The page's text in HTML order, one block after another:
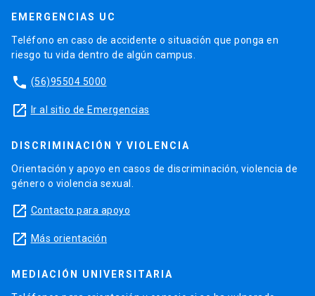
EMERGENCIAS UC
Teléfono en caso de accidente o situación que ponga en
riesgo tu vida dentro de algún campus.
phone (56)95504 5000
launch Ir al sitio de Emergencias
DISCRIMINACIÓN Y VIOLENCIA
Orientación y apoyo en casos de discriminación, violencia de
género o violencia sexual.
launch Contacto para apoyo
launch Más orientación
MEDIACIÓN UNIVERSITARIA